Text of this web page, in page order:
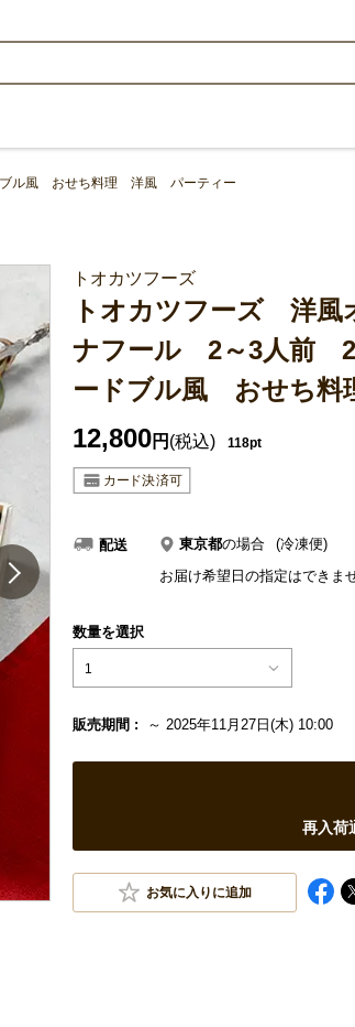
ブル風 おせち料理 洋風 パーティー
トオカツフーズ
トオカツフーズ 洋風
ナフール 2～3人前
ードブル風 おせち
12,800円 (税込) 118pt
配送 東京都の場合
(冷凍便)
お届け希望日の指定はできま
数量を選択
1
販売期間 : ～ 2025年11月27日(木) 10:00
再入荷
お気に入りに追加